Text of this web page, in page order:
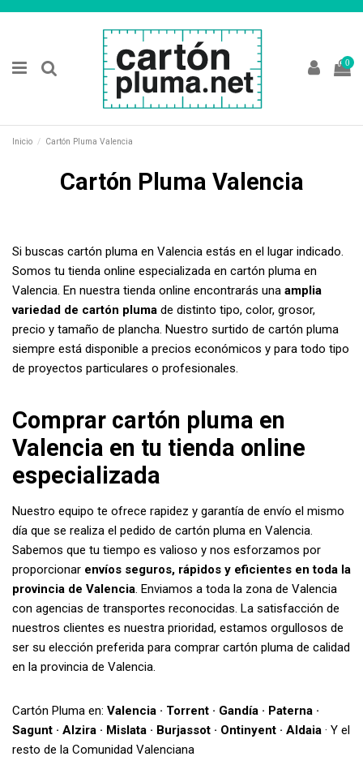
0
Inicio Cartón Pluma Valencia
Cartón Pluma Valencia
Si buscas cartón pluma en Valencia estás en el lugar indicado.
Somos tu tienda online especializada en cartón pluma en
Valencia. En nuestra tienda online encontrarás una amplia
variedad de cartón pluma de distinto tipo, color, grosor,
precio y tamaño de plancha. Nuestro surtido de cartón pluma
siempre está disponible a precios económicos y para todo tipo
de proyectos particulares o profesionales.
Comprar cartón pluma en
Valencia en tu tienda online
especializada
Nuestro equipo te ofrece rapidez y garantía de envío el mismo
día que se realiza el pedido de cartón pluma en Valencia.
Sabemos que tu tiempo es valioso y nos esforzamos por
proporcionar envíos seguros, rápidos y eficientes en toda la
provincia de Valencia. Enviamos a toda la zona de Valencia
con agencias de transportes reconocidas. La satisfacción de
nuestros clientes es nuestra prioridad, estamos orgullosos de
ser su elección preferida para comprar cartón pluma de calidad
en la provincia de Valencia.
Cartón Pluma en: Valencia · Torrent · Gandía · Paterna ·
Sagunt · Alzira · Mislata · Burjassot · Ontinyent · Aldaia · Y el
resto de la Comunidad Valenciana